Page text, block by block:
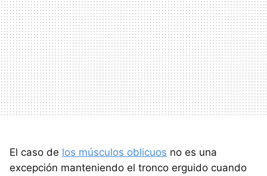
El caso de los músculos oblicuos no es una
excepción manteniendo el tronco erguido cuando